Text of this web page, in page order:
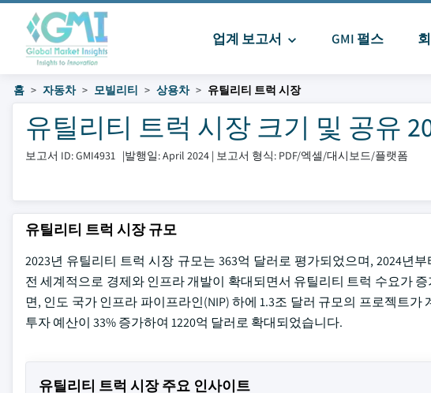
업계 보고서 GMI 펄스
홈 자동차 모빌리티 상용차 유틸리티 트럭 시장
유틸리티 트럭 시장 크기 및 공유
보고서 ID: GMI4931 |발행일: April 2024 | 보고서 형식: PDF/엑셀/대시보드/플랫폼
유틸리티 트럭 시장 규모
2023년 유틸리티 트럭 시장 규모는 363억 달러로 평가되었으며, 2024년
전 세계적으로 경제와 인프라 개발이 확대되면서 유틸리티 트럭 수요가
면, 인도 국가 인프라 파이프라인(NIP) 하에 1.3조 달러 규모의 프로젝트
투자 예산이 33% 증가하여 1220억 달러로 확대되었습니다.
유틸리티 트럭 시장 주요 인사이트